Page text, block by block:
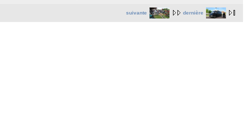
suivante dernière